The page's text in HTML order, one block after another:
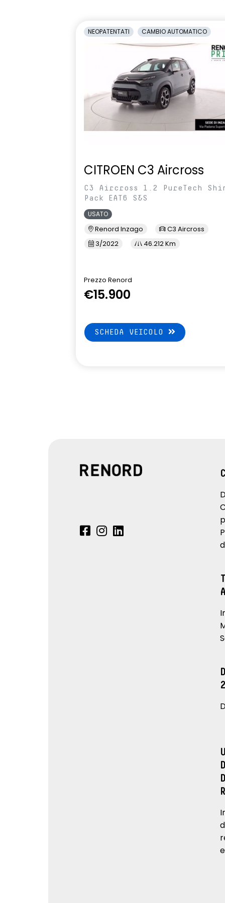
Retrovisori laterali regolabili
elettricamente
Sedile
altezza
Sensori di
Sistema di controllo della
pressione pneumatici indiretto
Sistema di
vigilanza del
Volante in pelle TEP
Volante
profondità
NEOPATENTATI CAMBIO AUTOMATICO
CITROEN C3 Aircross
C3 Aircross 1.2 PureTech
Pack EAT6 S&S
USATO
Renord Inzago
C3 Aircross
3/2022
46.212 Km
Prezzo Renord
€15.900
SCHEDA VEICOLO